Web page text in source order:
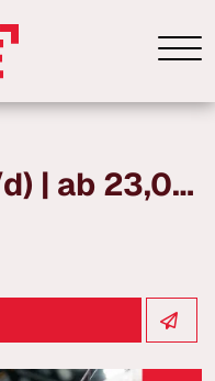
Schweißer (m/w/d) | ab 23,00 € | Kassel